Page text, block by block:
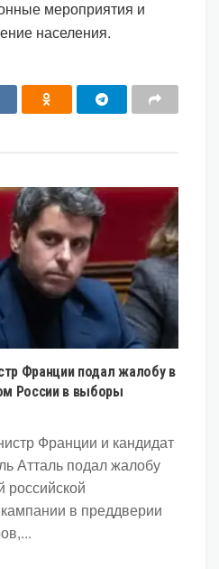
мероприятия и
населения.
Франции подал жалобу в
России в выборы
Франции и кандидат
Атталь подал жалобу
российской
в преддверии